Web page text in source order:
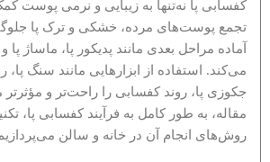
کفسابی پا نه‌تنها به زیبایی و نرمی پوست
تجمع پوست‌های مرده، خشکی و ترک پا
آماده مراحل بعدی مانند پدیکور پا، ماساژ پا و
می‌کند. استفاده از ابزارهایی مانند سنگ پا،
جکوزی پا، روند کفسابی را راحت‌تر و مؤثرتر
مقاله، به طور کامل به فرآیند کفسابی پا،
روش‌های انجام آن در خانه و سالن